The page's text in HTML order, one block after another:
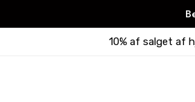
10% af salget af